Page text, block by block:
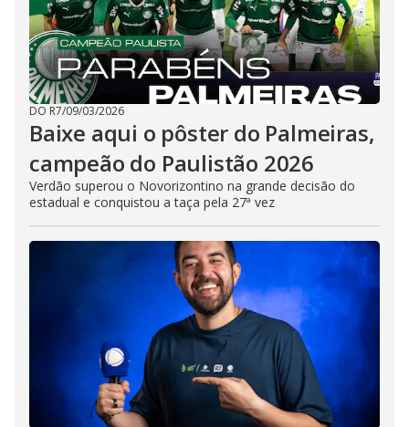
DO R7/09/03/2026
Baixe aqui o pôster do Palmeiras,
campeão do Paulistão 2026
Verdão superou o Novorizontino na grande decisão do
estadual e conquistou a taça pela 27ª vez